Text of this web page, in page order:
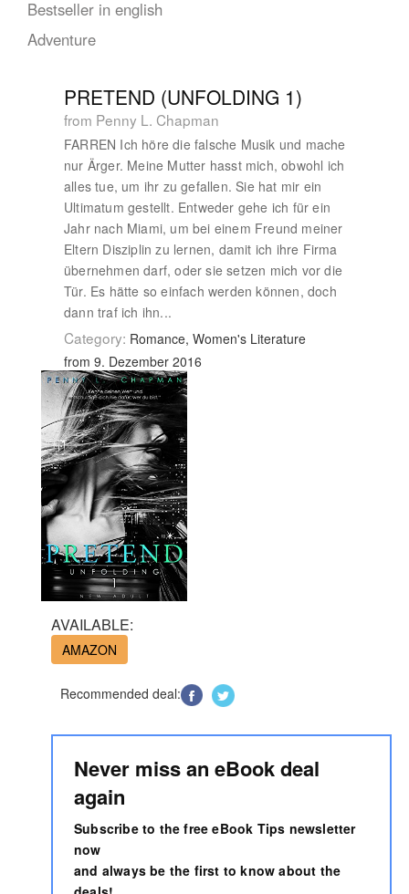
Bestseller in english
Adventure
PRETEND (UNFOLDING 1)
from Penny L. Chapman
FARREN Ich höre die falsche Musik und mache
nur Ärger. Meine Mutter hasst mich, obwohl ich
alles tue, um ihr zu gefallen. Sie hat mir ein
Ultimatum gestellt. Entweder gehe ich für ein
Jahr nach Miami, um bei einem Freund meiner
Eltern Disziplin zu lernen, damit ich ihre Firma
übernehmen darf, oder sie setzen mich vor die
Tür. Es hätte so einfach werden können, doch
dann traf ich ihn...
Category: Romance, Women's Literature
from 9. Dezember 2016
AVAILABLE:
AMAZON
Recommended deal:
Never miss an eBook deal
again
Subscribe to the free eBook Tips newsletter
now
and always be the first to know about the